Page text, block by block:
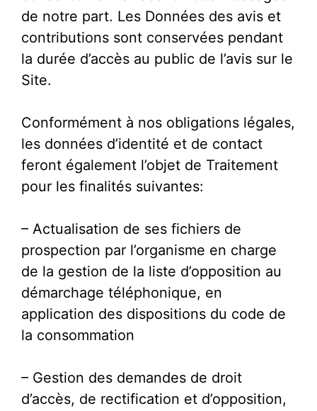
de notre part. Les Données des avis et
contributions sont conservées pendant
la durée d’accès au public de l’avis sur le
Site.
Conformément à nos obligations légales,
les données d’identité et de contact
feront également l’objet de Traitement
pour les finalités suivantes:
– Actualisation de ses fichiers de
prospection par l’organisme en charge
de la gestion de la liste d’opposition au
démarchage téléphonique, en
application des dispositions du code de
la consommation
– Gestion des demandes de droit
d’accès, de rectification et d’opposition,